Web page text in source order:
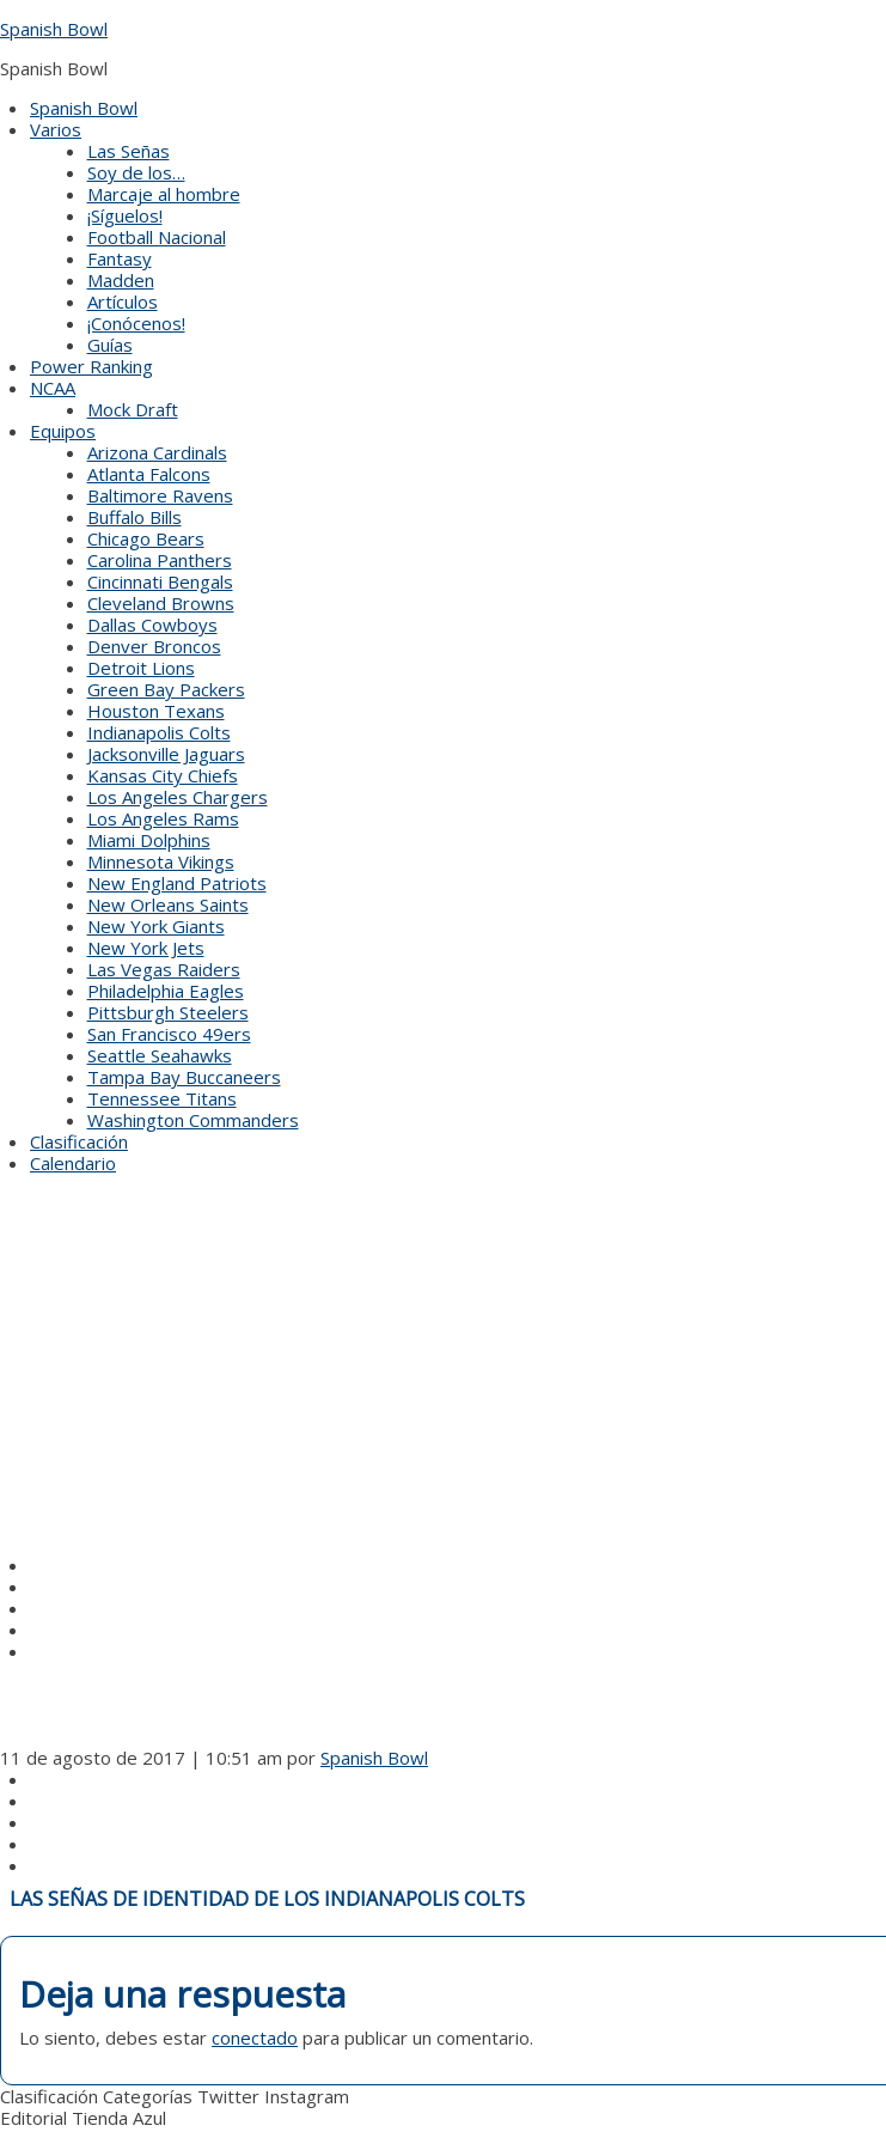
to
Spanish Bowl
Spanish Bowl
Spanish Bowl
Varios
Las Señas
Soy de los…
Marcaje al hombre
¡Síguelos!
Football Nacional
Fantasy
Madden
Artículos
¡Conócenos!
Guías
Power Ranking
NCAA
Mock Draft
Equipos
Arizona Cardinals
Atlanta Falcons
Baltimore Ravens
Buffalo Bills
Chicago Bears
Carolina Panthers
Cincinnati Bengals
Cleveland Browns
Dallas Cowboys
Denver Broncos
Detroit Lions
Green Bay Packers
Houston Texans
Indianapolis Colts
Jacksonville Jaguars
Kansas City Chiefs
Los Angeles Chargers
Los Angeles Rams
Miami Dolphins
Minnesota Vikings
New England Patriots
New Orleans Saints
New York Giants
New York Jets
Las Vegas Raiders
Philadelphia Eagles
Pittsburgh Steelers
San Francisco 49ers
Seattle Seahawks
Tampa Bay Buccaneers
Tennessee Titans
Washington Commanders
Clasificación
Calendario
11 de agosto de 2017 | 10:51 am por Spanish Bowl
NAVEGACIÓN
DE
ENTRADAS
LAS SEÑAS DE IDENTIDAD DE LOS INDIANAPOLIS COLTS
Deja una respuesta
Lo siento, debes estar conectado para publicar un comentario.
Clasificación Categorías Twitter Instagram
Editorial Tienda Azul